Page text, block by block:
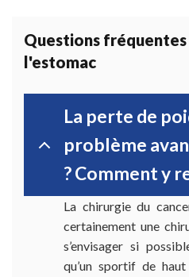
Questions fréquentes
l'estomac
La perte de
problème
? Comment y
La chirurgie du
certainement une
s’envisager si
qu’un sportif de